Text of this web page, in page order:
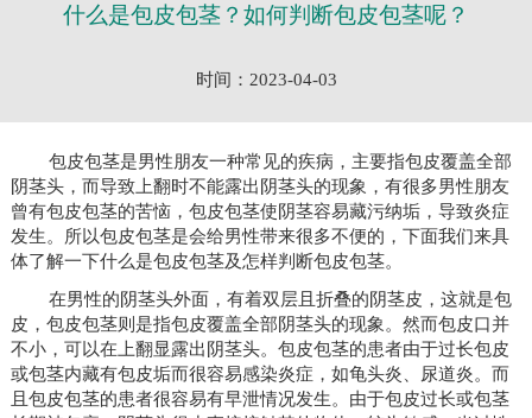
什么是包皮包茎？如何判断包皮包茎呢？
时间：2023-04-03
包皮包茎是男性朋友一种常见的疾病，主要指包皮覆盖全部
阴茎头，而导致上翻时不能露出阴茎头的现象，有很多男性朋友
曾有包皮包茎的苦恼，包皮包茎使阴茎容易藏污纳垢，导致炎症
发生。所以包皮包茎是会给男性带来很多不便的，下面我们来具
体了解一下什么是包皮包茎及怎样判断包皮包茎。
在男性的阴茎头外面，有着双层且折叠的阴茎皮，这就是包
皮，包皮包茎则是指包皮覆盖全部阴茎头的现象。然而包皮口并
不小，可以在上翻显露出阴茎头。包皮包茎的患者由于过长包皮
或包茎内藏有包皮垢而很容易感染炎症，如龟头炎、尿道炎。而
且包皮包茎的患者很容易有早泄情况发生。由于包皮过长或包茎